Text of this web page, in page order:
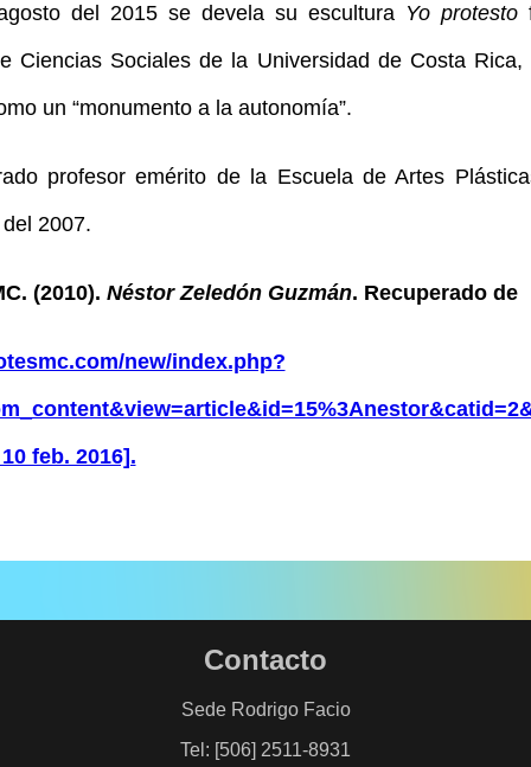
del 2015 se devela su escultura Yo protesto
Ciencias Sociales de la Universidad de Costa Rica,
un “monumento a la autonomía”.
profesor emérito de la Escuela de Artes
2007.
(2010). Néstor Zeledón Guzmán. Recuperado de
new/index.php?
feb. 2016].
Contacto
Sede Rodrigo Facio
Tel: [506] 2511-8931